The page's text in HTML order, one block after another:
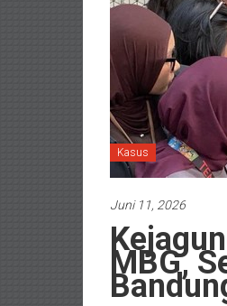
Kasus
Juni 11, 2026
MBG,